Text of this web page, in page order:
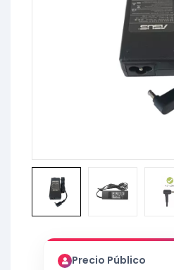
Precio Público